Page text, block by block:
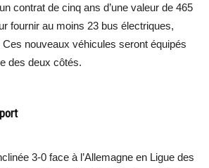
contrat de cinq ans d’une valeur de 465
fournir au moins 23 bus électriques,
nouveaux véhicules seront équipés
des deux côtés.
3-0 face à l’Allemagne en Ligue des